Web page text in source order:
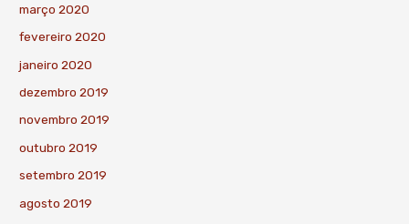
março 2020
fevereiro 2020
janeiro 2020
dezembro 2019
novembro 2019
outubro 2019
setembro 2019
agosto 2019